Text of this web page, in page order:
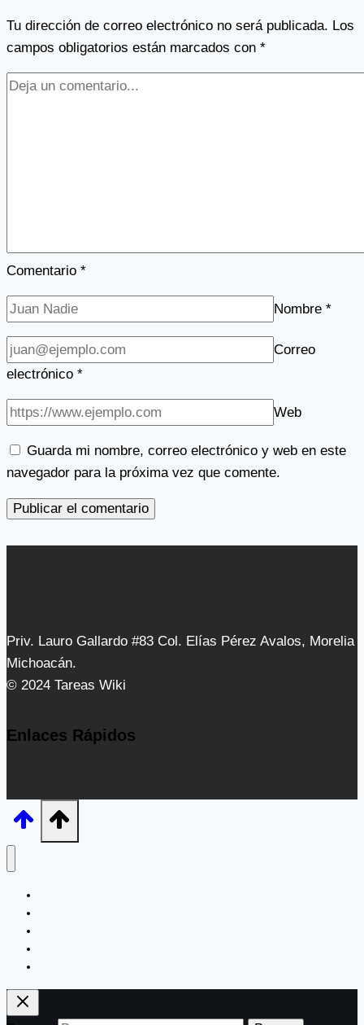
Tu dirección de correo electrónico no será publicada. Los
campos obligatorios están marcados con *
Comentario *
Nombre *
Correo
electrónico *
Web
Guarda mi nombre, correo electrónico y web en este
navegador para la próxima vez que comente.
Priv. Lauro Gallardo #83 Col. Elías Pérez Avalos, Morelia
Michoacán.
© 2024 Tareas Wiki
Enlaces Rápidos